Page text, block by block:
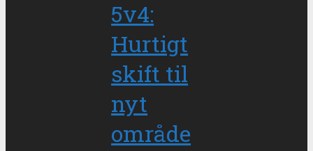
5v4:
Hurtigt
skift til
nyt
område